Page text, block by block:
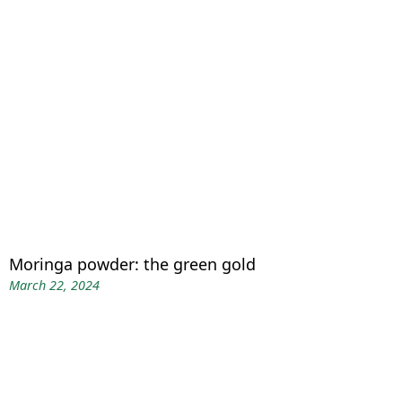
Moringa powder: the green gold
March 22, 2024